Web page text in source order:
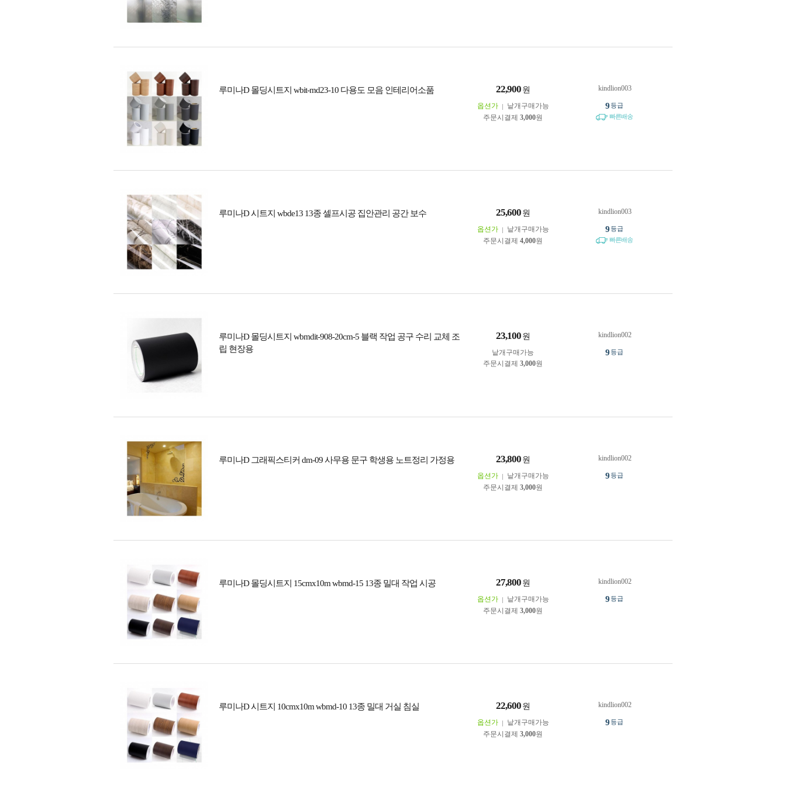
루미나D 몰딩시트지 wbit-md23-10 다용도 모음 인테리어소품 22,900 원
옵션가
낱개구매가능
주문시결제 3,000원
kindlion003
9등급
빠른배송
루미나D 시트지 wbde13 13종 셀프시공 집안관리 공간 보수 25,600 원
옵션가
낱개구매가능
주문시결제 4,000원
kindlion003
9등급
빠른배송
루미나D 몰딩시트지 wbmdit-908-20cm-5 블랙 작업 공구 수리 교체 조
립 현장용
23,100 원
낱개구매가능
주문시결제 3,000원
kindlion002
9등급
루미나D 그래픽스티커 dm-09 사무용 문구 학생용 노트정리 가정용 23,800 원
옵션가
낱개구매가능
주문시결제 3,000원
kindlion002
9등급
루미나D 몰딩시트지 15cmx10m wbmd-15 13종 밀대 작업 시공 27,800 원
옵션가
낱개구매가능
주문시결제 3,000원
kindlion002
9등급
루미나D 시트지 10cmx10m wbmd-10 13종 밀대 거실 침실 22,600 원
옵션가
낱개구매가능
주문시결제 3,000원
kindlion002
9등급